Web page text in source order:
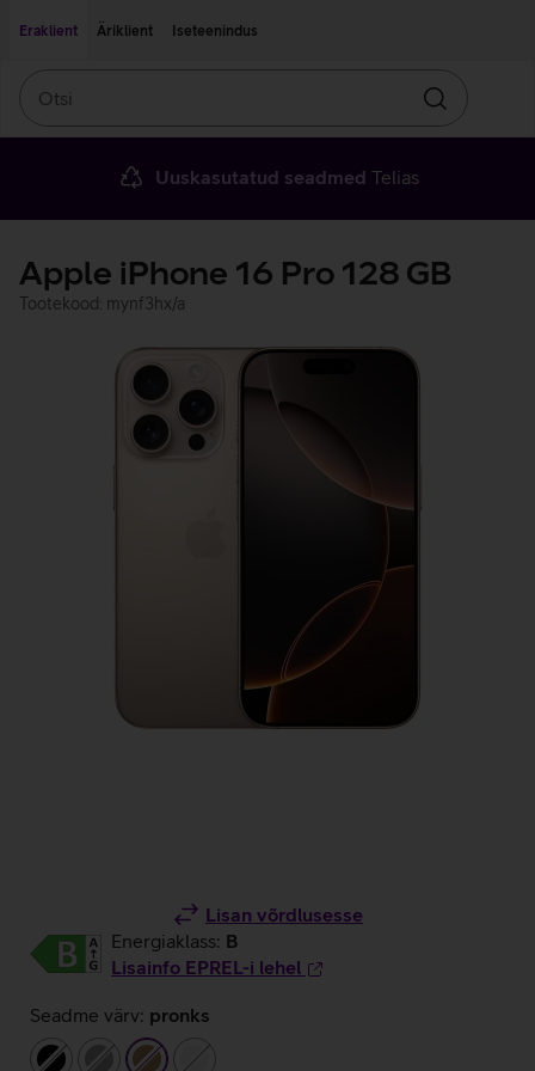
Eraklient
Äriklient Iseteenindus
Otsin
Uuskasutatud seadmed Telias
Apple iPhone 16 Pro 128 GB
Tootekood: mynf3hx/a
Lisan võrdlusesse
Energiaklass: B
Lisainfo EPREL-i lehel
Seadme värv: pronks
must
hall pronksvalge